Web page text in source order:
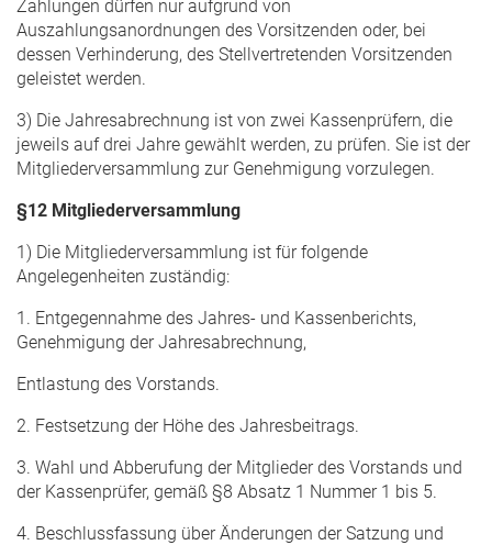
Zahlungen dürfen nur aufgrund von
Auszahlungsanordnungen des Vorsitzenden oder, bei
dessen Verhinderung, des Stellvertretenden Vorsitzenden
geleistet werden.
3) Die Jahresabrechnung ist von zwei Kassenprüfern, die
jeweils auf drei Jahre gewählt werden, zu prüfen. Sie ist der
Mitgliederversammlung zur Genehmigung vorzulegen.
§12 Mitgliederversammlung
1) Die Mitgliederversammlung ist für folgende
Angelegenheiten zuständig:
1. Entgegennahme des Jahres- und Kassenberichts,
Genehmigung der Jahresabrechnung,
Entlastung des Vorstands.
2. Festsetzung der Höhe des Jahresbeitrags.
3. Wahl und Abberufung der Mitglieder des Vorstands und
der Kassenprüfer, gemäß §8 Absatz 1 Nummer 1 bis 5.
4. Beschlussfassung über Änderungen der Satzung und